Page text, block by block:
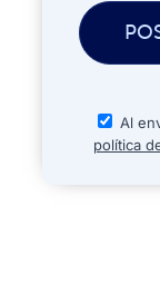
Al
política